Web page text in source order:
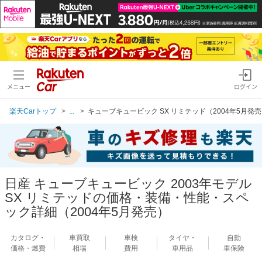
メニュー ログイン
楽天Carトップ キューブキュービック SX リミテッド（2004年5月発
日産 キューブキュービック 2003年モデル
SX リミテッドの価格・装備・性能・スペ
ック詳細（2004年5月発売）
カタログ・
価格・燃費
車買取
相場
車検
費用
タイヤ・
車用品
自動
車保険